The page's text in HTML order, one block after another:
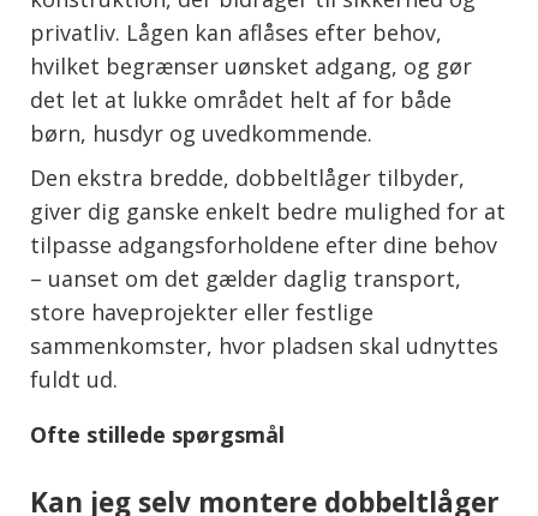
privatliv. Lågen kan aflåses efter behov,
hvilket begrænser uønsket adgang, og gør
det let at lukke området helt af for både
børn, husdyr og uvedkommende.
Den ekstra bredde, dobbeltlåger tilbyder,
giver dig ganske enkelt bedre mulighed for at
tilpasse adgangsforholdene efter dine behov
– uanset om det gælder daglig transport,
store haveprojekter eller festlige
sammenkomster, hvor pladsen skal udnyttes
fuldt ud.
Ofte stillede spørgsmål
Kan jeg selv montere dobbeltlåger